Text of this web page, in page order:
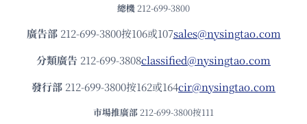
總機 212-699-3800
廣告部212-699-3800按106或107sales@nysingtao.com
分類廣告 212-699-3808classified@nysingtao.com
發⾏部 212-699-3800按162或164cir@nysingtao.com
市場推廣部 212-699-3800按111